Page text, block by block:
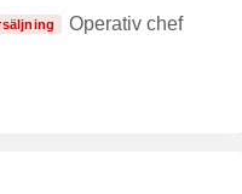
Operativ chef